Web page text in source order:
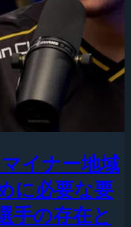
イナー地域
に必要な要
手の存在と